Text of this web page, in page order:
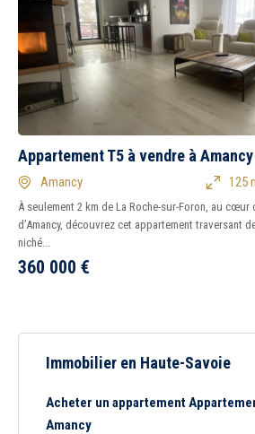
Appartement T5 à vendre à Amancy
Amancy 125
À seulement 2 km de La Roche-sur-Foron, au cœur
d’Amancy, découvrez cet appartement traversant
niché...
360 000 €
Immobilier en Haute-Savoie
Acheter un appartement
Amancy